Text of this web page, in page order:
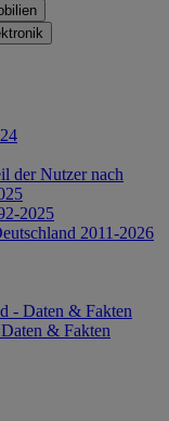
der Nutzer nach
2025
2011-2026
- Daten & Fakten
& Fakten